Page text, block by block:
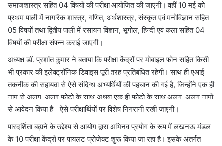
समाजशास्त्र सहित 04 विषयों की परीक्षा आयोजित की जाएगी। वहीं 10 मई को
प्रथम पाली में नागरिक शास्त्र, गणित, अर्थशास्त्र, संस्कृत एवं मनोविज्ञान सहित
05 विषयों तथा द्वितीय पाली में रसायन विज्ञान, भूगोल, हिन्दी एवं कला सहित 04
विषयों की परीक्षा संपन्न कराई जाएगी।
अध्यक्ष डॉ. प्रशांत कुमार ने बताया कि परीक्षा केंद्रों पर मोबाइल फोन सहित किसी
भी प्रकार की इलेक्ट्रॉनिक डिवाइस पूरी तरह प्रतिबंधित रहेगी। साथ ही एआई
तकनीक की सहायता से ऐसे संदिग्ध अभ्यर्थियों की पहचान की गई है, जिन्होंने एक ही
नाम से अलग-अलग फोटो के साथ अथवा एक ही फोटो के साथ अलग-अलग नामों
से आवेदन किया है। ऐसे परीक्षार्थियों पर विशेष निगरानी रखी जाएगी।
पारदर्शिता बढ़ाने के उद्देश्य से आयोग द्वारा अभिनव प्रयोग के रूप में लखनऊ मंडल
के 10 परीक्षा केंद्रों पर पायलट प्रोजेक्ट शुरू किया जा रहा है। इसके अंतर्गत